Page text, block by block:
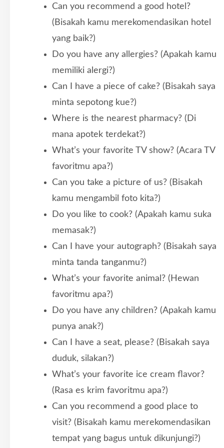
Can you recommend a good hotel?
(Bisakah kamu merekomendasikan hotel
yang baik?)
Do you have any allergies? (Apakah kamu
memiliki alergi?)
Can I have a piece of cake? (Bisakah saya
minta sepotong kue?)
Where is the nearest pharmacy? (Di
mana apotek terdekat?)
What’s your favorite TV show? (Acara TV
favoritmu apa?)
Can you take a picture of us? (Bisakah
kamu mengambil foto kita?)
Do you like to cook? (Apakah kamu suka
memasak?)
Can I have your autograph? (Bisakah saya
minta tanda tanganmu?)
What’s your favorite animal? (Hewan
favoritmu apa?)
Do you have any children? (Apakah kamu
punya anak?)
Can I have a seat, please? (Bisakah saya
duduk, silakan?)
What’s your favorite ice cream flavor?
(Rasa es krim favoritmu apa?)
Can you recommend a good place to
visit? (Bisakah kamu merekomendasikan
tempat yang bagus untuk dikunjungi?)